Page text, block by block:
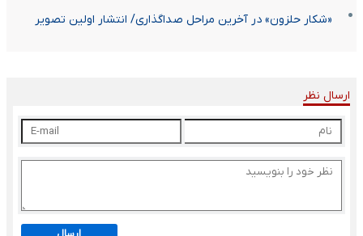
«شکار حلزون» در آخرین مراحل صداگذاری/ انتشار اولین تصویر
ارسال نظر